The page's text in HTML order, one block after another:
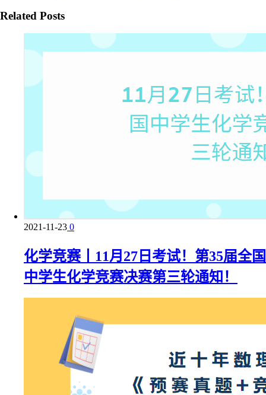
Related Posts
2021-11-23 0
化学竞赛丨11月27日考试！第35届全国
中学生化学竞赛决赛第三轮通知！